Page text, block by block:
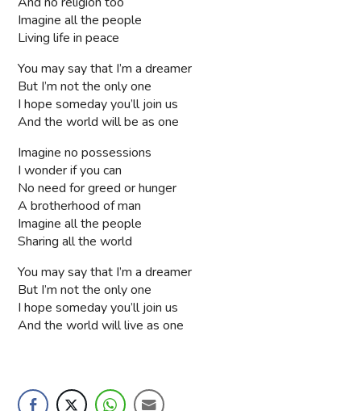
Imagine all the people
Living life in peace
You may say that I’m a dreamer
But I’m not the only one
I hope someday you’ll join us
And the world will be as one
Imagine no possessions
I wonder if you can
No need for greed or hunger
A brotherhood of man
Imagine all the people
Sharing all the world
You may say that I’m a dreamer
But I’m not the only one
I hope someday you’ll join us
And the world will live as one